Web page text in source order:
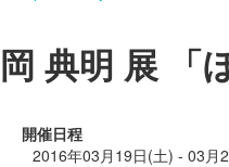
岡 典明 展 「
開催日程
2016年03月19日(土) - 03月